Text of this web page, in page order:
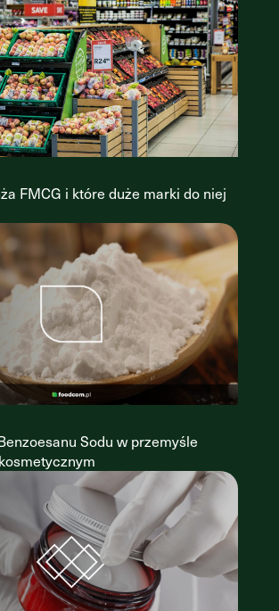
FMCG i które duże marki do niej
Sodu w przemyśle